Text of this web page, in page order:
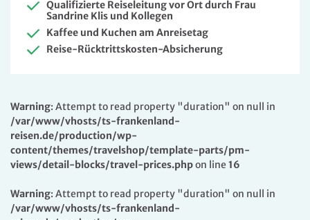
Qualifizierte Reiseleitung vor Ort durch Frau
Sandrine Klis und Kollegen
Kaffee und Kuchen am Anreisetag
Reise-Rücktrittskosten-Absicherung
Warning: Attempt to read property "duration" on null in
/var/www/vhosts/ts-frankenland-
reisen.de/production/wp-
content/themes/travelshop/template-parts/pm-
views/detail-blocks/travel-prices.phpon line 16
Warning: Attempt to read property "duration" on null in
/var/www/vhosts/ts-frankenland-